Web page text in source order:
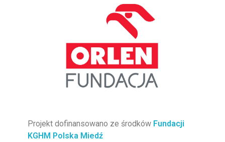
Projekt dofinansowano ze środków Fundacji
KGHM Polska Miedź